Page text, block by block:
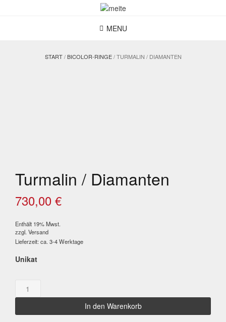
MENU
START/BICOLOR-RINGE/ TURMALIN / DIAMANTEN
Turmalin / Diamanten
730,00 €
Enthält 19% Mwst.
zzgl. Versand
Lieferzeit: ca. 3-4 Werktage
Unikat
Turmalin
/
Menge
In den Warenkorb